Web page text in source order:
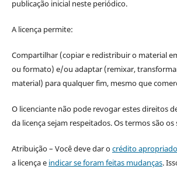
publicação inicial neste periódico.
A licença permite:
Compartilhar (copiar e redistribuir o material
ou formato) e/ou adaptar (remixar,
material) para qualquer fim, mesmo que
O licenciante não pode revogar estes direitos
da licença sejam respeitados. Os termos são os
Atribuição – Você deve dar ocrédito apropriado
a licença e indicar se foram feitas mudanças.